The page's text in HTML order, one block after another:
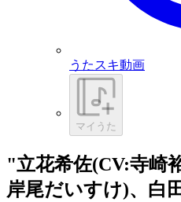
うたスキ動画
マイうた
"立花希佐(CV:寺崎
岸尾だいすけ)、白